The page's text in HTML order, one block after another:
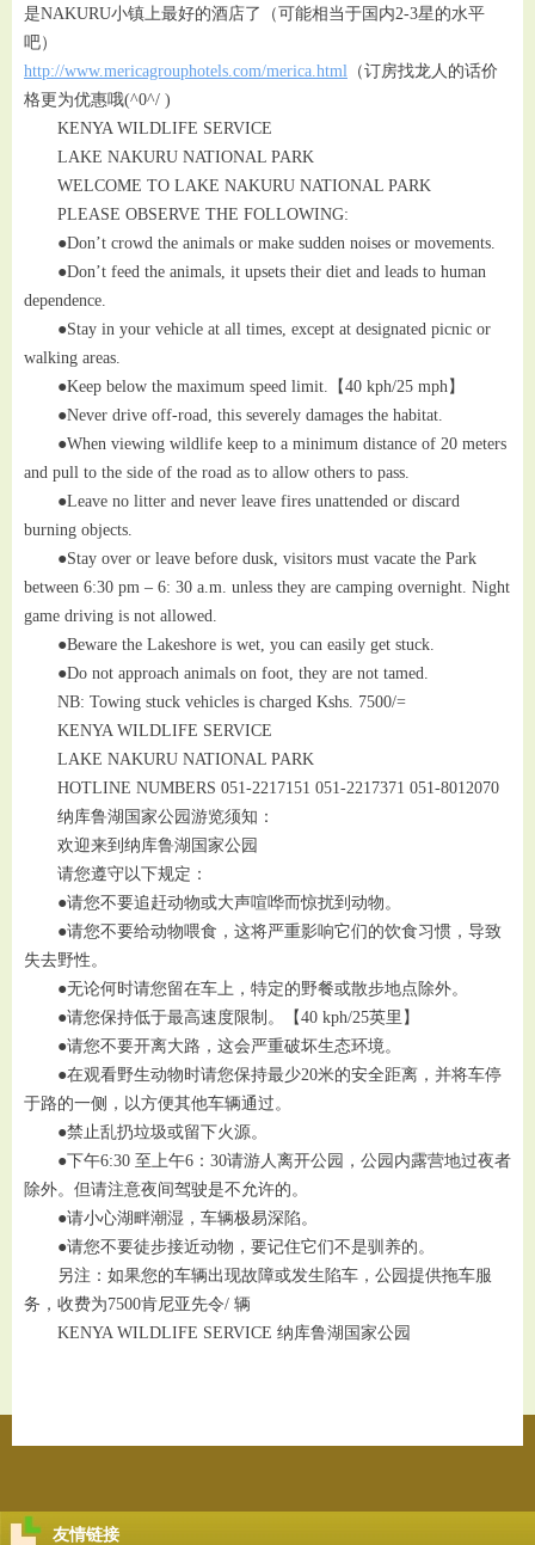
是NAKURU小镇上最好的酒店了（可能相当于国内2-3星的水平
吧）
http://www.mericagrouphotels.com/merica.html （订房找龙人的话价
格更为优惠哦(^0^/ )
KENYA WILDLIFE SERVICE
LAKE NAKURU NATIONAL PARK
WELCOME TO LAKE NAKURU NATIONAL PARK
PLEASE OBSERVE THE FOLLOWING:
●Don’t crowd the animals or make sudden noises or movements.
●Don’t feed the animals, it upsets their diet and leads to human
dependence.
●Stay in your vehicle at all times, except at designated picnic or
walking areas.
●Keep below the maximum speed limit.【40 kph/25 mph】
●Never drive off-road, this severely damages the habitat.
●When viewing wildlife keep to a minimum distance of 20 meters
and pull to the side of the road as to allow others to pass.
●Leave no litter and never leave fires unattended or discard
burning objects.
●Stay over or leave before dusk, visitors must vacate the Park
between 6:30 pm – 6: 30 a.m. unless they are camping overnight. Night
game driving is not allowed.
●Beware the Lakeshore is wet, you can easily get stuck.
●Do not approach animals on foot, they are not tamed.
NB: Towing stuck vehicles is charged Kshs. 7500/=
KENYA WILDLIFE SERVICE
LAKE NAKURU NATIONAL PARK
HOTLINE NUMBERS 051-2217151 051-2217371 051-8012070
纳库鲁湖国家公园游览须知：
欢迎来到纳库鲁湖国家公园
请您遵守以下规定：
●请您不要追赶动物或大声喧哗而惊扰到动物。
●请您不要给动物喂食，这将严重影响它们的饮食习惯，导致
失去野性。
●无论何时请您留在车上，特定的野餐或散步地点除外。
●请您保持低于最高速度限制。【40 kph/25英里】
●请您不要开离大路，这会严重破坏生态环境。
●在观看野生动物时请您保持最少20米的安全距离，并将车停
于路的一侧，以方便其他车辆通过。
●禁止乱扔垃圾或留下火源。
●下午6:30 至上午6：30请游人离开公园，公园内露营地过夜者
除外。但请注意夜间驾驶是不允许的。
●请小心湖畔潮湿，车辆极易深陷。
●请您不要徒步接近动物，要记住它们不是驯养的。
另注：如果您的车辆出现故障或发生陷车，公园提供拖车服
务，收费为7500肯尼亚先令/ 辆
KENYA WILDLIFE SERVICE 纳库鲁湖国家公园
友情链接